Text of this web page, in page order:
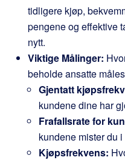
tidligere kjøp,
pengene og effektive
nytt.
Viktige Målinger:
beholde ansatte
Gjentatt
kundene dine har
Frafallsrate for
kundene mister du
Kjøpsfrekvens: